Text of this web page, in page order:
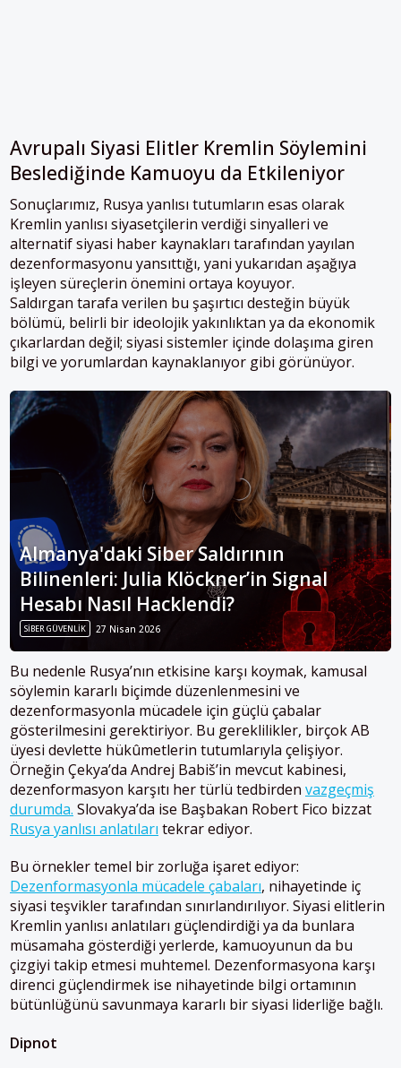
Avrupalı Siyasi Elitler Kremlin Söylemini
Beslediğinde Kamuoyu da Etkileniyor
Sonuçlarımız, Rusya yanlısı tutumların esas olarak
Kremlin yanlısı siyasetçilerin verdiği sinyalleri ve
alternatif siyasi haber kaynakları tarafından yayılan
dezenformasyonu yansıttığı, yani yukarıdan aşağıya
işleyen süreçlerin önemini ortaya koyuyor.
Saldırgan tarafa verilen bu şaşırtıcı desteğin büyük
bölümü, belirli bir ideolojik yakınlıktan ya da ekonomik
çıkarlardan değil; siyasi sistemler içinde dolaşıma giren
bilgi ve yorumlardan kaynaklanıyor gibi görünüyor.
Almanya'daki Siber Saldırının
Bilinenleri: Julia Klöckner’in Signal
Hesabı Nasıl Hacklendi?
SIBER GÜVENLIK 27 Nisan 2026
Bu nedenle Rusya’nın etkisine karşı koymak, kamusal
söylemin kararlı biçimde düzenlenmesini ve
dezenformasyonla mücadele için güçlü çabalar
gösterilmesini gerektiriyor. Bu gereklilikler, birçok AB
üyesi devlette hükûmetlerin tutumlarıyla çelişiyor.
Örneğin Çekya’da Andrej Babiš’in mevcut kabinesi,
dezenformasyon karşıtı her türlü tedbirden vazgeçmiş
durumda. Slovakya’da ise Başbakan Robert Fico bizzat
Rusya yanlısı anlatıları tekrar ediyor.
Bu örnekler temel bir zorluğa işaret ediyor:
Dezenformasyonla mücadele çabaları, nihayetinde iç
siyasi teşvikler tarafından sınırlandırılıyor. Siyasi elitlerin
Kremlin yanlısı anlatıları güçlendirdiği ya da bunlara
müsamaha gösterdiği yerlerde, kamuoyunun da bu
çizgiyi takip etmesi muhtemel. Dezenformasyona karşı
direnci güçlendirmek ise nihayetinde bilgi ortamının
bütünlüğünü savunmaya kararlı bir siyasi liderliğe bağlı.
Dipnot